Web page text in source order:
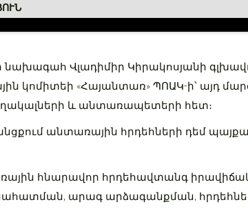
նախագահ Վլադիմիր Կիրակոսյանի
կոմիտեի «Հայանտառ» ՊՈԱԿ-ի՝ այդ
և անտառապետերի հետ։
անտառային հրդեհների դեմ
հնարավոր հրդեհավտանգ
արագ արձագանքման,